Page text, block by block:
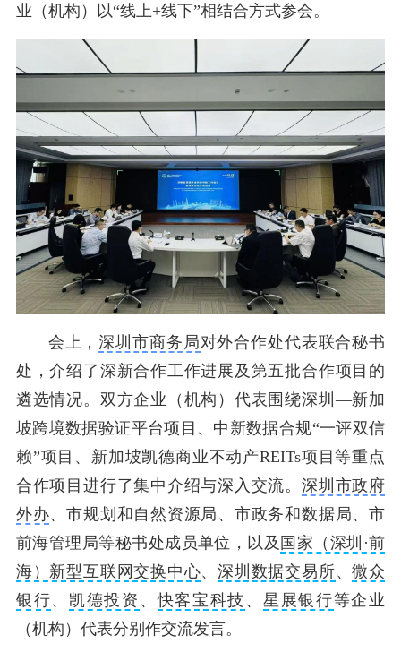
业（机构）以“线上+线下”相结合方式参会。
会上，深圳市商务局对外合作处代表联合秘书
处，介绍了深新合作工作进展及第五批合作项目的
遴选情况。双方企业（机构）代表围绕深圳—新加
坡跨境数据验证平台项目、中新数据合规“一评双信
赖”项目、新加坡凯德商业不动产REITs项目等重点
合作项目进行了集中介绍与深入交流。深圳市政府
外办、市规划和自然资源局、市政务和数据局、市
前海管理局等秘书处成员单位，以及 国家（深圳·前
海）新型互联网交换中心、深圳数据交易所、微众
银行、 凯德投资 、快客宝科技 、 星展银行等企业
（机构）代表分别作交流发言。